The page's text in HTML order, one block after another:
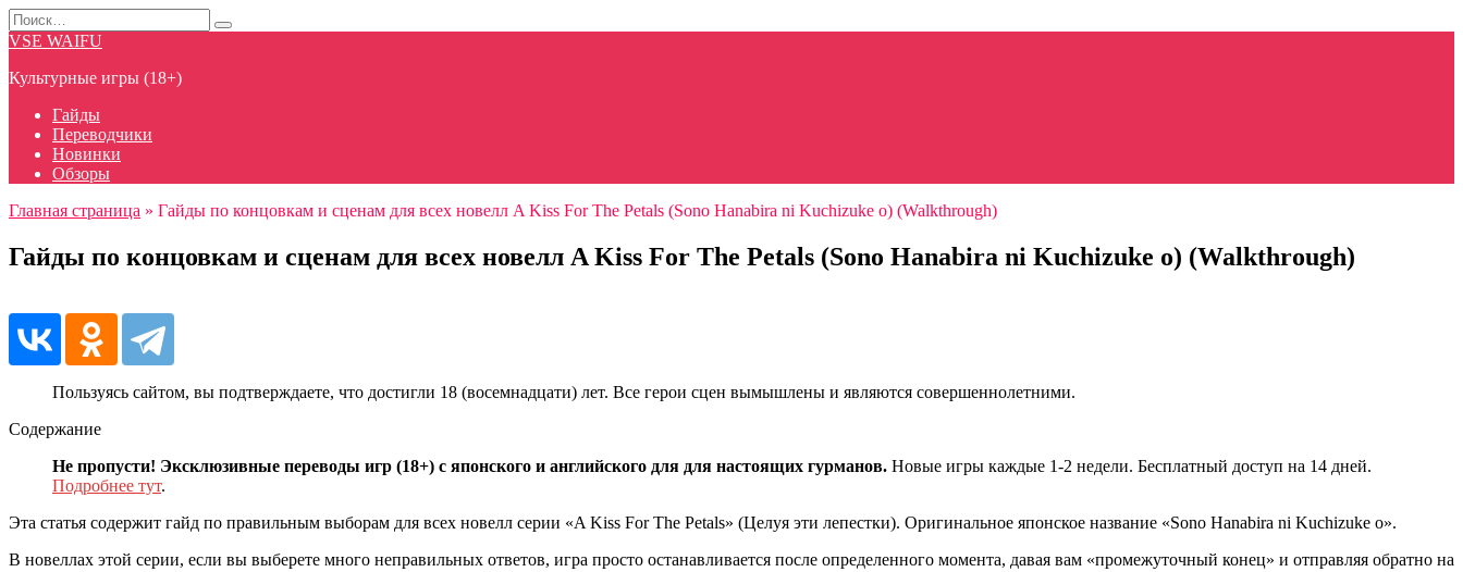
Перейти
к
Search
for:
VSE WAIFU
Культурные игры (18+)
Гайды
Переводчики
Новинки
Обзоры
Главная страница » Гайды по концовкам и сценам для всех новелл A Kiss For The Petals (Sono Hanabira ni Kuchizuke o) (Walkthrough)
Гайды по концовкам и сценам для всех новелл A Kiss For The Petals (Sono Hanabira ni Kuchizuke o) (Walkthrough)
Пользуясь сайтом, вы подтверждаете, что достигли 18 (восемнадцати) лет. Все герои сцен вымышлены и являются совершеннолетними.
Содержание
Не пропусти! Эксклюзивные переводы игр (18+) с японского и английского для для настоящих гурманов. Новые игры каждые 1-2 недели. Бесплатный доступ на 14 дней.
Подробнее тут.
Эта статья содержит гайд по правильным выборам для всех новелл серии «A Kiss For The Petals» (Целуя эти лепестки). Оригинальное японское название «Sono Hanabira ni Kuchizuke o».
В новеллах этой серии, если вы выберете много неправильных ответов, игра просто останавливается после определенного момента, давая вам «промежуточный конец» и отправляя обратно на